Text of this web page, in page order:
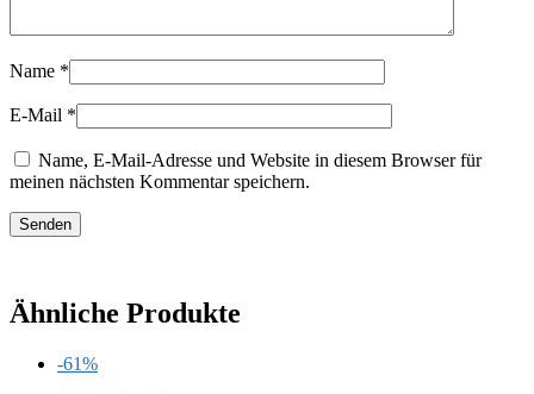
Name *
E-Mail *
Name, E-Mail-Adresse und Website in diesem Browser für
meinen nächsten Kommentar speichern.
Ähnliche Produkte
-61%